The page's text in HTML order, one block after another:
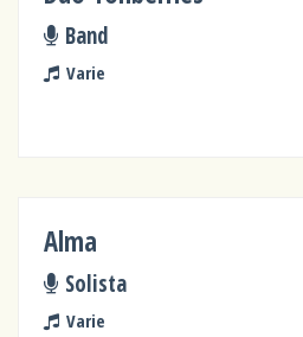
Band
Varie
Alma
Solista
Varie